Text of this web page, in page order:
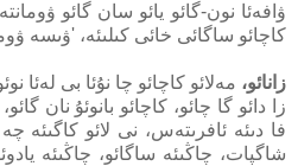
ۋافەئا نون-گائو يائو سان گائو
كاچائو ساگائى خائى كىلىئە، 'ۋىسە
زانائو، مەلائو كاچائو چا نۇئا بى لەئا
زا دائو گا چائو، كاچائو بانوئۇ نان
فا دىئە ئافرىتەس، نى لائو كاگىئە چە
شاگپات، چاڭىئە ساگائو، چاڭىئە